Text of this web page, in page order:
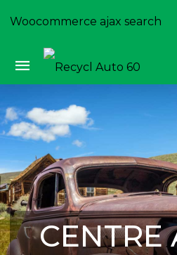
Woocommerce ajax search
CENTRE